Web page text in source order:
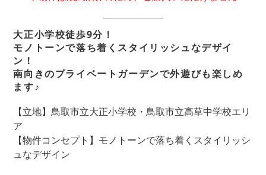
大正小学校徒歩9分！
モノトーンで落ち着くスタイリッシュなデザイ
ン！
南向きのプライベートガーデンで外遊びも楽しめ
ます♪
【立地】鳥取市立大正小学校・鳥取市立高草中学校エリ
ア
【物件コンセプト】モノトーンで落ち着くスタイリッシ
ュなデザイン